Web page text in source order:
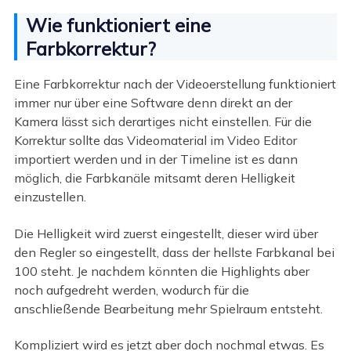
Wie funktioniert eine
Farbkorrektur?
Eine Farbkorrektur nach der Videoerstellung funktioniert
immer nur über eine Software denn direkt an der
Kamera lässt sich derartiges nicht einstellen. Für die
Korrektur sollte das Videomaterial im Video Editor
importiert werden und in der Timeline ist es dann
möglich, die Farbkanäle mitsamt deren Helligkeit
einzustellen.
Die Helligkeit wird zuerst eingestellt, dieser wird über
den Regler so eingestellt, dass der hellste Farbkanal bei
100 steht. Je nachdem könnten die Highlights aber
noch aufgedreht werden, wodurch für die
anschließende Bearbeitung mehr Spielraum entsteht.
Kompliziert wird es jetzt aber doch nochmal etwas. Es